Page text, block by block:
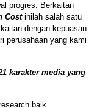
progres. Berkaitan
Costinilah salah satu
dengan kepuasan
perusahaan yang kami
karakter media yang
baik